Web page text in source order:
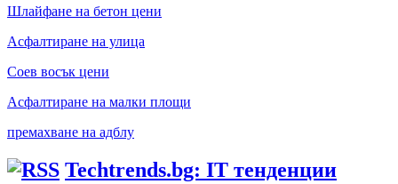
Шлайфане на бетон цени
Асфалтиране на улица
Соев восък цени
Асфалтиране на малки площи
премахване на адблу
Techtrends.bg: IT тенденции